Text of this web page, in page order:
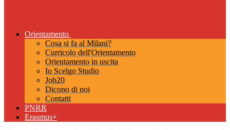
Orientamento
Cosa si fa al Milani?
Curricolo dell'Orientamento
Orientamento in uscita
Io Scelgo Studio
Job20
Dicono di noi
Contatti
PNRR
Erasmus+